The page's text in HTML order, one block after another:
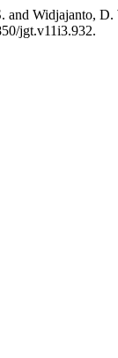
and Widjajanto,
jgt.v11i3.932.